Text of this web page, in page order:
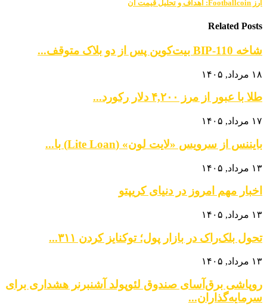
ارز Footballcoin: اهداف و تحلیل قیمت آن
Related Posts
شاخه BIP-110 بیت‌کوین پس از دو بلاک متوقف...
۱۸ مرداد, ۱۴۰۵
طلا با عبور از مرز ۴,۲۰۰ دلار رکورد...
۱۷ مرداد, ۱۴۰۵
بایننس از سرویس «لایت لون» (Lite Loan) با...
۱۳ مرداد, ۱۴۰۵
اخبار مهم امروز در دنیای کریپتو
۱۳ مرداد, ۱۴۰۵
تحول بلک‌راک در بازار پول؛ توکنایز کردن ۳۱۱...
۱۳ مرداد, ۱۴۰۵
روپاشی برق‌آسای صندوق لئوپولد آشنبرنر هشداری برای
سرمایه‌گذاران...